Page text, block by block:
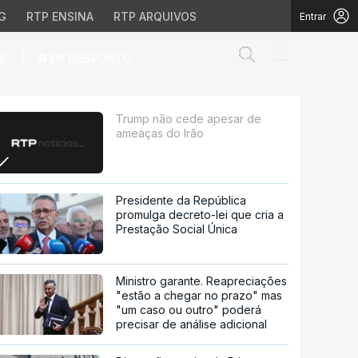
RTP ENSINA RTP ARQUIVOS Entrar
Trump não cede apesar de
ameaças do Irão
Presidente da República
promulga decreto-lei que cria a
Prestação Social Única
Ministro garante. Reapreciações
"estão a chegar no prazo" mas
"um caso ou outro" poderá
precisar de análise adicional